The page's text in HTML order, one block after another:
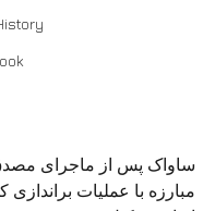
ساواک پس از ماجرای
مبارزه با عملیات براندازی